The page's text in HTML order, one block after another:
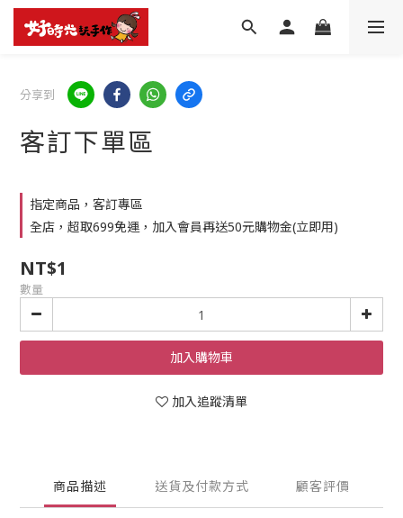
分享到
客訂下單區
指定商品，客訂專區
全店，超取699免運，加入會員再送50元購物金(立即用)
NT$1
數量
加入購物車
加入追蹤清單
商品描述 送貨及付款方式 顧客評價